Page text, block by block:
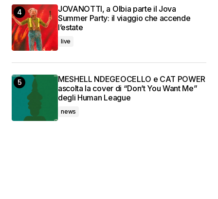
JOVANOTTI, a Olbia parte il Jova
Summer Party: il viaggio che accende
l’estate
live
MESHELL NDEGEOCELLO e CAT POWER
ascolta la cover di “Don’t You Want Me”
degli Human League
news